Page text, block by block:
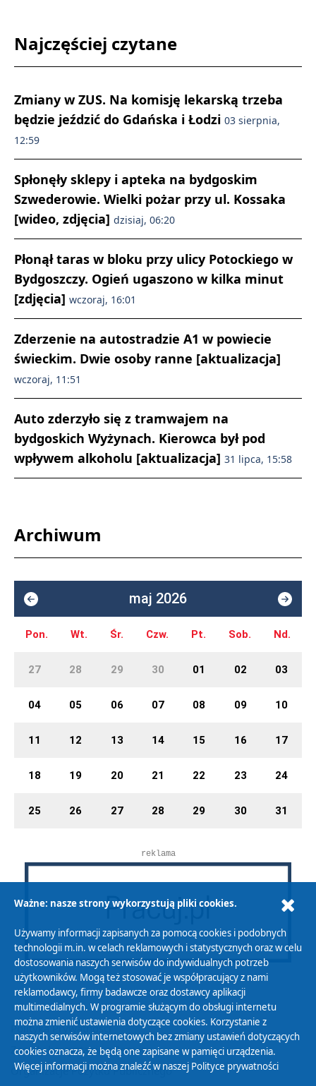
Najczęściej czytane
Zmiany w ZUS. Na komisję lekarską trzeba
będzie jeździć do Gdańska i Łodzi 03 sierpnia,
12:59
Spłonęły sklepy i apteka na bydgoskim
Szwederowie. Wielki pożar przy ul. Kossaka
[wideo, zdjęcia] dzisiaj, 06:20
Płonął taras w bloku przy ulicy Potockiego w
Bydgoszczy. Ogień ugaszono w kilka minut
[zdjęcia] wczoraj, 16:01
Zderzenie na autostradzie A1 w powiecie
świeckim. Dwie osoby ranne [aktualizacja]
wczoraj, 11:51
Auto zderzyło się z tramwajem na
bydgoskich Wyżynach. Kierowca był pod
wpływem alkoholu [aktualizacja] 31 lipca, 15:58
Archiwum
maj 2026
Pon. Wt. Śr. Czw. Pt. Sob. Nd.
27 28 29 30 01 02 03
04 05 06 07 08 09 10
11 12 13 14 15 16 17
18 19 20 21 22 23 24
25 26 27 28 29 30 31
reklama
Polityka Prywatności
Zasady korzystania z Serwisu
Organizacje Pożytku Publicznego
Ważne: nasze strony wykorzystują pliki cookies.
Używamy informacji zapisanych za pomocą cookies i podobnych
technologii m.in. w celach reklamowych i statystycznych oraz w celu
dostosowania naszych serwisów do indywidualnych potrzeb
użytkowników. Mogą też stosować je współpracujący z nami
reklamodawcy, firmy badawcze oraz dostawcy aplikacji
multimedialnych. W programie służącym do obsługi internetu
można zmienić ustawienia dotyczące cookies. Korzystanie z
naszych serwisów internetowych bez zmiany ustawień dotyczących
cookies oznacza, że będą one zapisane w pamięci urządzenia.
Więcej informacji można znaleźć w naszej Polityce prywatności